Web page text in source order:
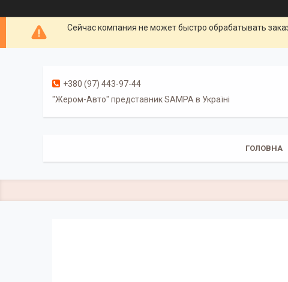
Сейчас компания не может быстро обрабатывать
+380 (97) 443-97-44
"Жером-Авто" представник SAMPA в Україні
ГОЛОВНА